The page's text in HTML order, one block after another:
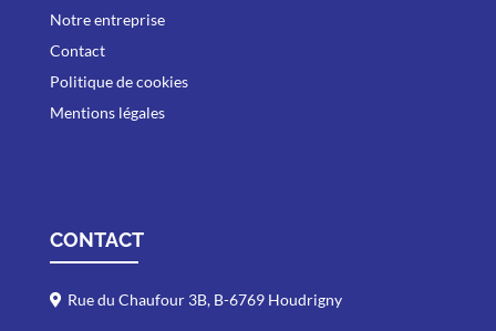
Notre entreprise
Contact
Politique de cookies
Mentions légales
CONTACT
Rue du Chaufour 3B, B-6769 Houdrigny